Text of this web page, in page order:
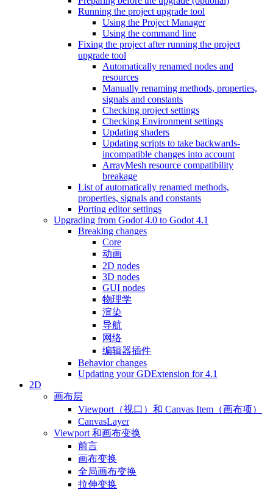
Running the project upgrade tool
Using the Project Manager
Using the command line
Fixing the project after running the project
upgrade tool
Automatically renamed nodes and
resources
Manually renaming methods, properties,
signals and constants
Checking project settings
Checking Environment settings
Updating shaders
Updating scripts to take backwards-
incompatible changes into account
ArrayMesh resource compatibility
breakage
List of automatically renamed methods,
properties, signals and constants
Porting editor settings
Upgrading from Godot 4.0 to Godot 4.1
Breaking changes
Core
动画
2D nodes
3D nodes
GUI nodes
物理学
渲染
导航
网络
编辑器插件
Behavior changes
Updating your GDExtension for 4.1
2D
画布层
Viewport（视口）和 Canvas Item（画布项）
CanvasLayer
Viewport 和画布变换
前言
画布变换
全局画布变换
拉伸变换